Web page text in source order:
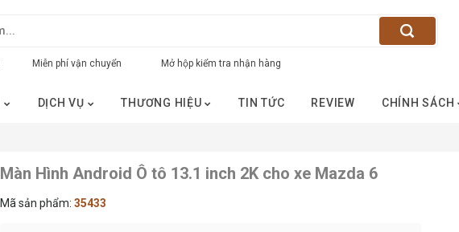
Miễn phí vận chuyển Mở hộp kiểm tra nhận hàng
DỊCH VỤ THƯƠNG HIỆU TIN TỨC REVIEW CHÍNH SÁCH
Màn Hình Android Ô tô 13.1 inch 2K cho xe Mazda 6
Mã sản phẩm: 35433